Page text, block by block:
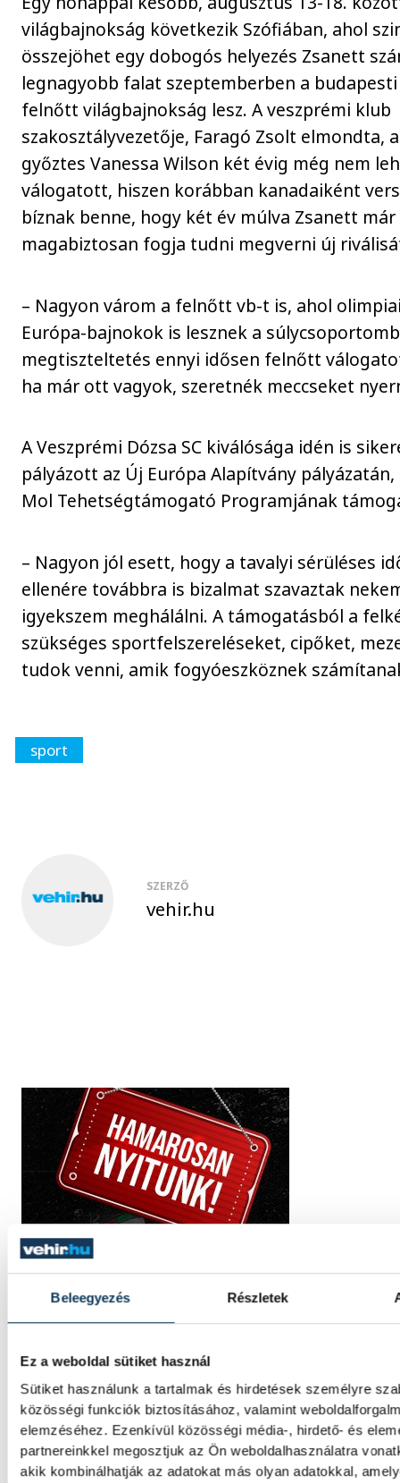
Beleegyezés Részletek
Ez a weboldal sütiket használ
Sütiket használunk a tartalmak és hirdetések személyre
közösségi funkciók biztosításához, valamint
elemzéséhez. Ezenkívül közösségi média-, hirdető- és
partnereinkkel megosztjuk az Ön weboldalhasználatra
akik kombinálhatják az adatokat más olyan adatokkal,
világbajnokság következik Szófiában, ahol
összejöhet egy dobogós helyezés Zsanett
legnagyobb falat szeptemberben a
felnőtt világbajnokság lesz. A veszprémi klub
szakosztályvezetője, Faragó Zsolt elmondta,
győztes Vanessa Wilson két évig még nem
válogatott, hiszen korábban kanadaiként
bíznak benne, hogy két év múlva Zsanett már
magabiztosan fogja tudni megverni új
– Nagyon várom a felnőtt vb-t is, ahol
Európa-bajnokok is lesznek a
megtiszteltetés ennyi idősen felnőtt
ha már ott vagyok, szeretnék meccseket
A Veszprémi Dózsa SC kiválósága idén is
pályázott az Új Európa Alapítvány
Mol Tehetségtámogató Programjának
– Nagyon jól esett, hogy a tavalyi sérüléses
ellenére továbbra is bizalmat szavaztak
igyekszem meghálálni. A támogatásból a
szükséges sportfelszereléseket, cipőket,
tudok venni, amik fogyóeszköznek
sport
SZERZŐ
vehir.hu